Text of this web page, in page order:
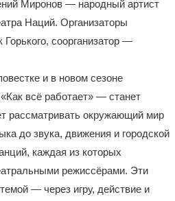
Миронов — народный артист
Наций. Организаторы
соорганизатор —
и в новом сезоне
всё работает» — станет
рассматривать окружающий мир
до звука, движения и городской
каждая из которых
режиссёрами. Эти
— через игру, действие и